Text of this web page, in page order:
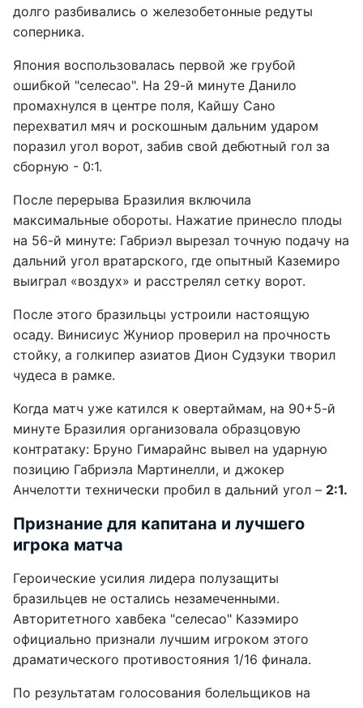
долго разбивались о железобетонные редуты
соперника.
Япония воспользовалась первой же грубой
ошибкой "селесао". На 29-й минуте Данило
промахнулся в центре поля, Кайшу Сано
перехватил мяч и роскошным дальним ударом
поразил угол ворот, забив свой дебютный гол за
сборную - 0:1.
После перерыва Бразилия включила
максимальные обороты. Нажатие принесло плоды
на 56-й минуте: Габриэл вырезал точную подачу на
дальний угол вратарского, где опытный Каземиро
выиграл «воздух» и расстрелял сетку ворот.
После этого бразильцы устроили настоящую
осаду. Винисиус Жуниор проверил на прочность
стойку, а голкипер азиатов Дион Судзуки творил
чудеса в рамке.
Когда матч уже катился к овертаймам, на 90+5-й
минуте Бразилия организовала образцовую
контратаку: Бруно Гимарайнс вывел на ударную
позицию Габриэла Мартинелли, и джокер
Анчелотти технически пробил в дальний угол – 2:1.
Признание для капитана и лучшего
игрока матча
Героические усилия лидера полузащиты
бразильцев не остались незамеченными.
Авторитетного хавбека "селесао" Казэмиро
официально признали лучшим игроком этого
драматического противостояния 1/16 финала.
По результатам голосования болельщиков на